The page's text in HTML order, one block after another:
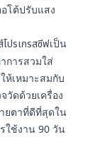
โต้ปรับแสง
โปรเกรสซีฟเป็น
การสวมใส่
ห้เหมาะสมกับ
ดด้วยเครื่อง
ยตาที่ดีที่สุดใน
ใช้งาน 90 วัน